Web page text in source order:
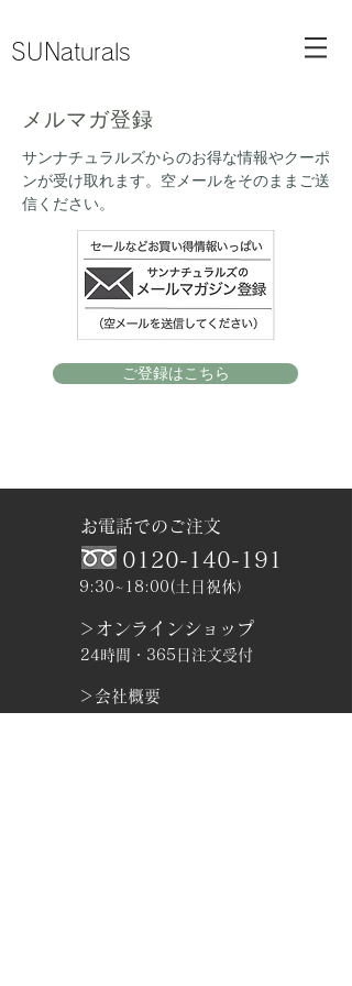
SUNaturals
メルマガ登録
サンナチュラルズからのお得な情報やクーポ
ンが受け取れます。空メールをそのままご送
信ください。
ご登録はこちら
お電話でのご注文
9:30~18:00(土日祝休）
0120-140-191
＞オンラインショップ
24時間・365日注文受付
＞会社概要